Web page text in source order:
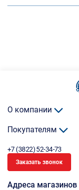
О компании
Покупателям
+7 (3822) 52-34-73
Заказать звонок
Адреса магазинов